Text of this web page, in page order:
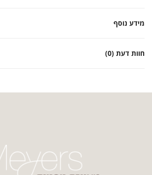
מידע נוסף
חוות דעת (0)